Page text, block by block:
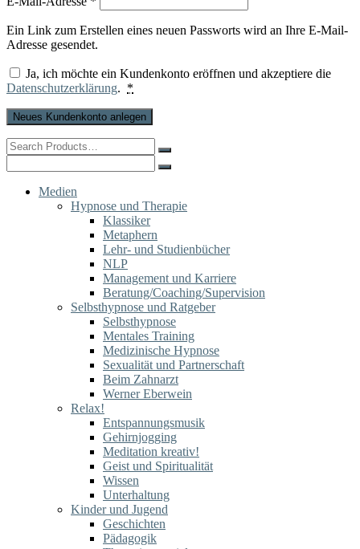
Ein Link zum Erstellen eines neuen Passworts wird an Ihre E-Mail-
Adresse gesendet.
Ja, ich möchte ein Kundenkonto eröffnen und akzeptiere die
Datenschutzerklärung. *
Neues Kundenkonto anlegen
Search
for:
for:
Medien
Hypnose und Therapie
Klassiker
Metaphern
Lehr- und Studienbücher
NLP
Management und Karriere
Beratung/Coaching/Supervision
Selbsthypnose und Ratgeber
Selbsthypnose
Mentales Training
Medizinische Hypnose
Sexualität und Partnerschaft
Beim Zahnarzt
Werner Eberwein
Relax!
Entspannungsmusik
Gehirnjogging
Meditation kreativ!
Geist und Spiritualität
Wissen
Unterhaltung
Kinder und Jugend
Geschichten
Pädagogik